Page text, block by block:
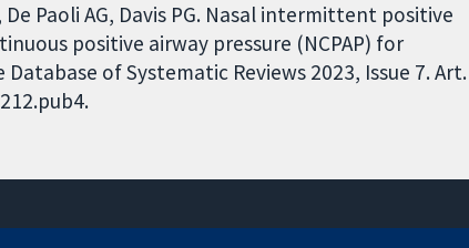
Paoli AG, Davis PG. Nasal intermittent positive
positive airway pressure (NCPAP) for
of Systematic Reviews 2023, Issue 7. Art.